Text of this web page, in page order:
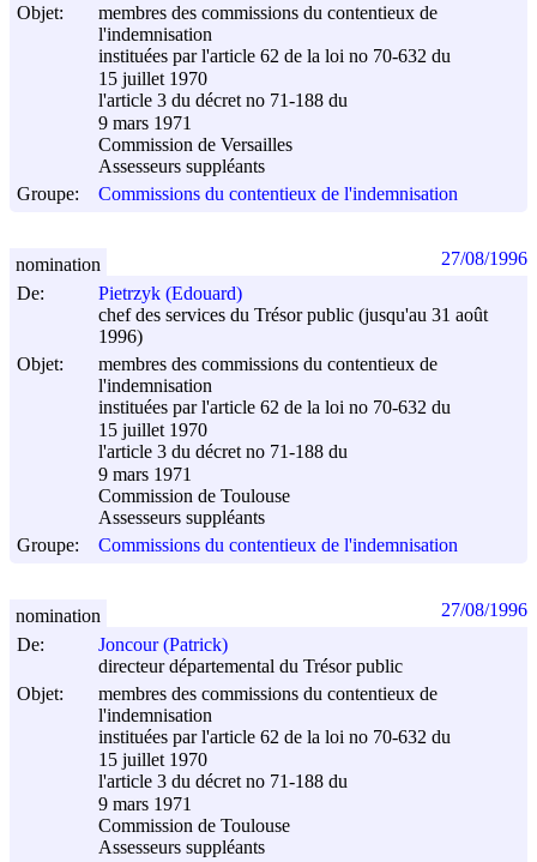
Objet:
membres des commissions du contentieux de
l'indemnisation
instituées par l'article 62 de la loi no 70-632 du
15 juillet 1970
l'article 3 du décret no 71-188 du
9 mars 1971
Commission de Versailles
Assesseurs suppléants
Groupe:
Commissions du contentieux de l'indemnisation
De:
Pietrzyk (Edouard)
chef des services du Trésor public (jusqu'au 31 août
1996)
Objet:
membres des commissions du contentieux de
l'indemnisation
instituées par l'article 62 de la loi no 70-632 du
15 juillet 1970
l'article 3 du décret no 71-188 du
9 mars 1971
Commission de Toulouse
Assesseurs suppléants
Groupe:
Commissions du contentieux de l'indemnisation
nomination 27/08/1996
De:
Joncour (Patrick)
directeur départemental du Trésor public
Objet:
membres des commissions du contentieux de
l'indemnisation
instituées par l'article 62 de la loi no 70-632 du
15 juillet 1970
l'article 3 du décret no 71-188 du
9 mars 1971
Commission de Toulouse
Assesseurs suppléants
nomination 27/08/1996